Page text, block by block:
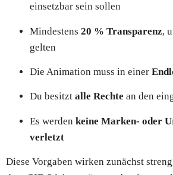
einsetzbar sein sollen
Mindestens 20 % Transparenz,
gelten
Die Animation muss in einer
Du besitzt alle Rechte an den
Es werden keine Marken- oder
verletzt
Diese Vorgaben wirken zunächst